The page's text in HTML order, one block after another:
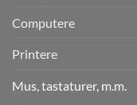
Computere
Printere
Mus, tastaturer, m.m.